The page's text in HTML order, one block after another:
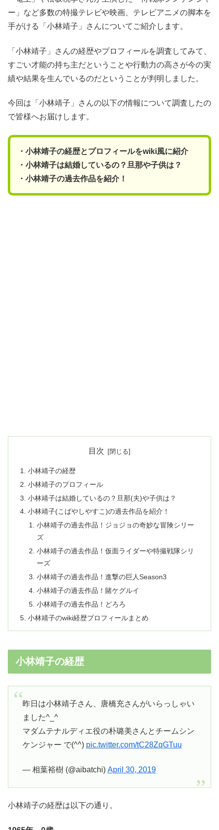
ー」など多数の特撮テレビや映画、テレビアニメの脚本を
手がける「小林靖子」さんについてご紹介します。
「小林靖子」さんの経歴やプロフィールを調査してみて、
すごい才能の持ち主だということや行動力の高さが今の実
績や結果を生んでいるのだということが判明しました。
今回は「小林靖子」さんの以下の情報について調査したの
で皆様へお届けします。
・小林靖子の経歴とプロフィールをwiki風に紹介
・小林靖子は結婚しているの？旦那や子供は？
・小林靖子の過去作品を紹介！
目次
小林靖子の経歴
小林靖子のプロフィール
小林靖子は結婚しているの？旦那(夫)や子供は？
小林靖子(こばやしやすこ)の過去作品を紹介！
小林靖子の過去作品！ジョジョの奇妙な冒険シリー
ズ
小林靖子の過去作品！仮面ライダーや特撮戦隊シリ
ーズ
小林靖子の過去作品！進撃の巨人Season3
小林靖子の過去作品！賭ケグルイ
小林靖子の過去作品！どろろ
小林靖子のwiki経歴プロフィールまとめ
小林靖子の経歴
昨日は小林靖子さん、唐橋充さんがいらっしゃい
ました^_^
マダムテナルディエ役の朴璐美さんとチームシン
ケンジャー で(^^) pic.twitter.com/tC28ZqGTuu
— 相葉裕樹 (@aibatchi) April 30, 2019
小林靖子の経歴は以下の通り。